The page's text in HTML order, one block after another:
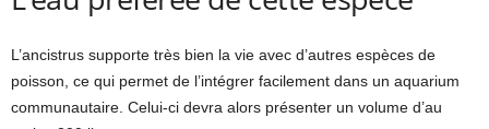
L’ancistrus supporte très bien la vie avec d’autres espèces de
poisson, ce qui permet de l’intégrer facilement dans un aquarium
communautaire. Celui-ci devra alors présenter un volume d’au